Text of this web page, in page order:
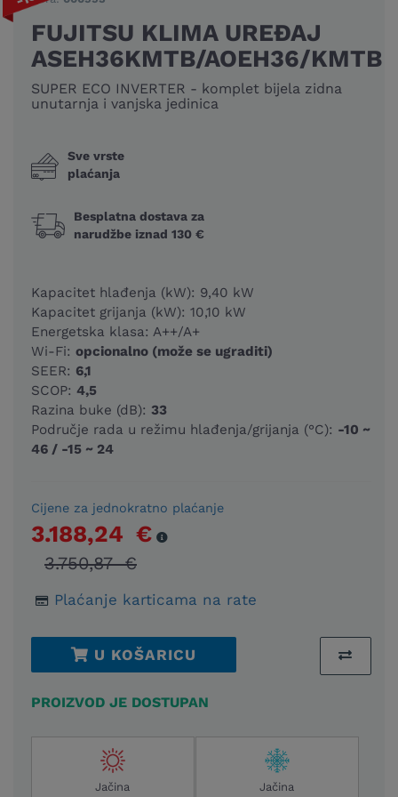
FUJITSU KLIMA UREĐAJ
ASEH36KMTB/AOEH36/KMTB
SUPER ECO INVERTER - komplet bijela zidna
unutarnja i vanjska jedinica
Sve vrste
plaćanja
Besplatna dostava za
narudžbe iznad 130 €
Kapacitet hlađenja (kW): 9,40 kW
Kapacitet grijanja (kW): 10,10 kW
Energetska klasa: A++/A+
Wi-Fi: opcionalno (može se ugraditi)
SEER: 6,1
SCOP: 4,5
Razina buke (dB): 33
Područje rada u režimu hlađenja/grijanja (°C): -10 ~
46 / -15 ~ 24
Cijene za jednokratno plaćanje
3.188,24 €
3.750,87 €
Plaćanje karticama na rate
U KOŠARICU
PROIZVOD JE DOSTUPAN
Jačina
Jačina